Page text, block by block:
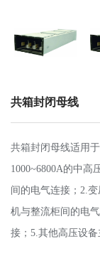
共箱封闭母线
共箱封闭母线适用
1000~6800A的中高
间的电气连接；2.
机与整流柜间的电
接；5.其他高压设